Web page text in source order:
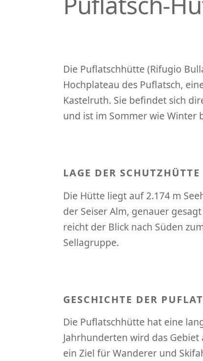
Die Puflatschhütte (Rifugio
Hochplateau des Puflatsch,
Kastelruth. Sie befindet sich
und ist im Sommer wie Winter
LAGE DER SCHUTZHÜTTE
Die Hütte liegt auf 2.174 m
der Seiser Alm, genauer
reicht der Blick nach Süden
Sellagruppe.
GESCHICHTE DER
Die Puflatschhütte hat eine
Jahrhunderten wird das
ein Ziel für Wanderer und